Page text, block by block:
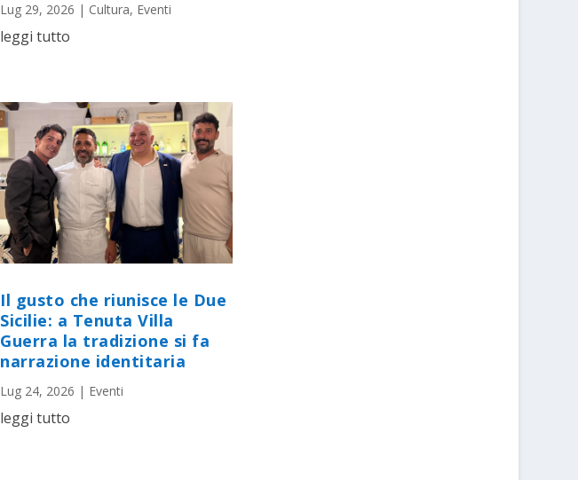
Lug 29, 2026 | Cultura, Eventi
leggi tutto
Il gusto che riunisce le Due
Sicilie: a Tenuta Villa
Guerra la tradizione si fa
narrazione identitaria
Lug 24, 2026 | Eventi
leggi tutto